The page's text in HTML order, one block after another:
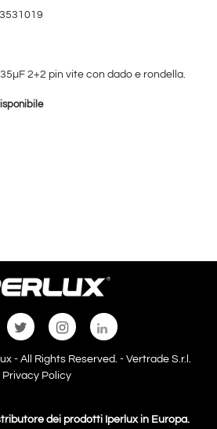
2+2 pin vite con dado e rondella.
- All Rights Reserved. - Vertrade S.r.l.
Privacy Policy
dei prodotti Iperlux in Europa.